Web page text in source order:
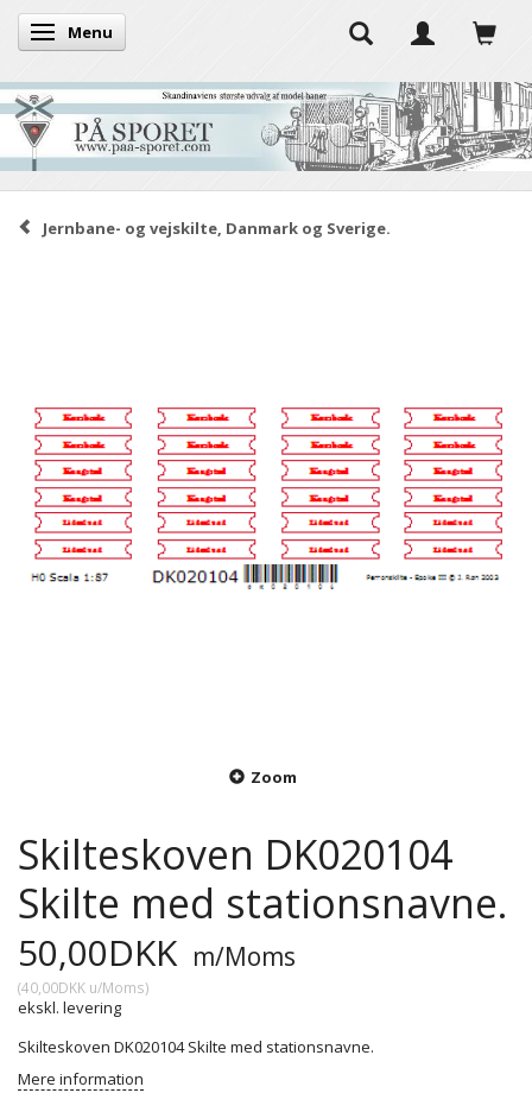
Skifte navigation
Menu
Jernbane- og vejskilte, Danmark og Sverige.
Zoom
Skilteskoven DK020104
Skilte med stationsnavne.
50,00DKK m/Moms
(40,00DKK u/Moms)
ekskl. levering
Skilteskoven DK020104 Skilte med stationsnavne.
Mere information